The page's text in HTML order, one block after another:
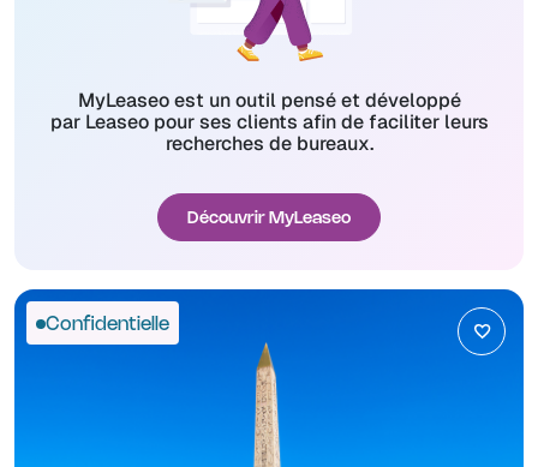
MyLeaseo est un outil pensé et développé
par Leaseo pour ses clients afin de faciliter leurs
recherches de bureaux.
Découvrir MyLeaseo
Confidentielle